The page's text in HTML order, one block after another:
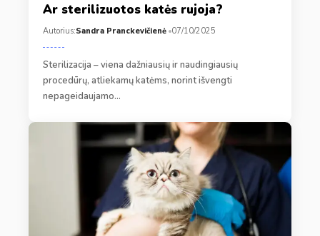
Ar sterilizuotos katės rujoja?
Autorius:Sandra Pranckevičienė 07/10/2025
Sterilizacija – viena dažniausių ir naudingiausių
procedūrų, atliekamų katėms, norint išvengti
nepageidaujamo…